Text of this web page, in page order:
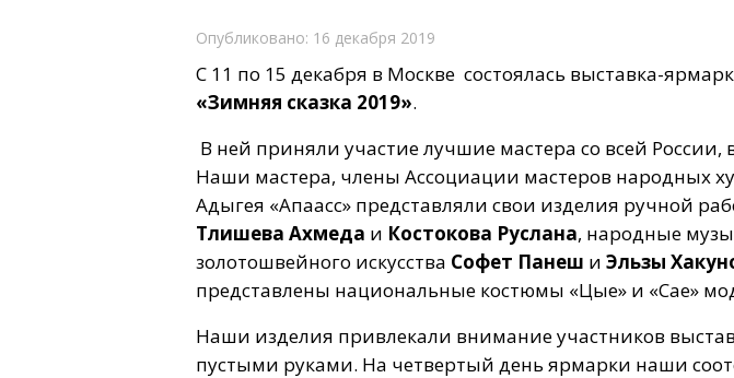
Опубликовано: 16 декабря 2019
C 11 по 15 декабря в Москве состоялась выставка-
«Зимняя сказка 2019».
В ней приняли участие лучшие мастера со всей
Наши мастера, члены Ассоциации мастеров народных
Адыгея «Апаасс» представляли свои изделия ручной
Тлишева Ахмеда и Костокова Руслана, народные
золотошвейного искусства Софет Панеш и Эльзы
представлены национальные костюмы «Цые» и «Сае»
Наши изделия привлекали внимание участников
пустыми руками. На четвертый день ярмарки наши